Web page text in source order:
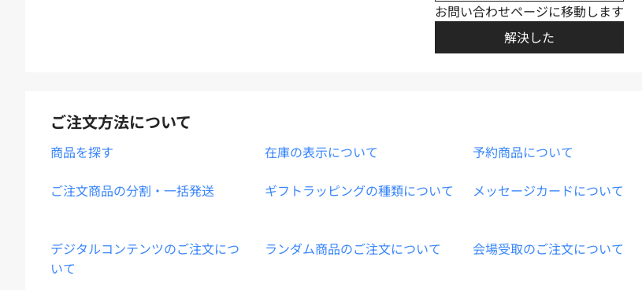
お問い合わせページに移動します
解決した
ご注文方法について
商品を探す 在庫の表示について 予約商品について
ご注文商品の分割・一括発送 ギフトラッピングの種類について メッセージカードについて
デジタルコンテンツのご注文につ
いて
ランダム商品のご注文について 会場受取のご注文について